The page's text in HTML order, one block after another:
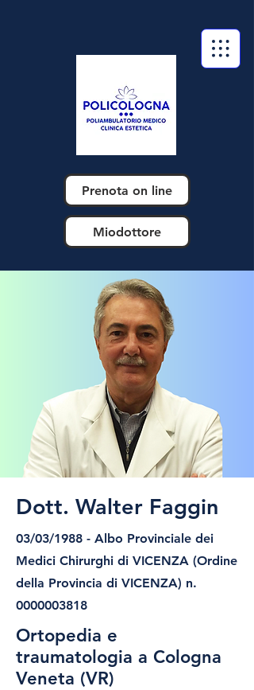
Prenota on line
Miodottore
Dott. Walter Faggin
03/03/1988 - Albo Provinciale dei
Medici Chirurghi di VICENZA (Ordine
della Provincia di VICENZA) n.
0000003818
Ortopedia e
traumatologia a Cologna
Veneta (VR)